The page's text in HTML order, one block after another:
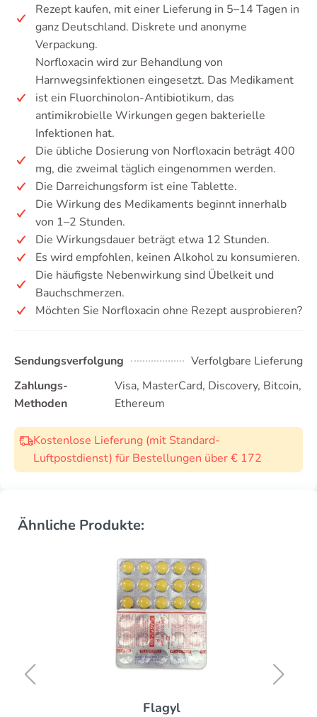
Rezept kaufen, mit einer Lieferung in 5–14 Tagen in
ganz Deutschland. Diskrete und anonyme
Verpackung.
Norfloxacin wird zur Behandlung von
Harnwegsinfektionen eingesetzt. Das Medikament
ist ein Fluorchinolon-Antibiotikum, das
antimikrobielle Wirkungen gegen bakterielle
Infektionen hat.
Die übliche Dosierung von Norfloxacin beträgt 400
mg, die zweimal täglich eingenommen werden.
Die Darreichungsform ist eine Tablette.
Die Wirkung des Medikaments beginnt innerhalb
von 1–2 Stunden.
Die Wirkungsdauer beträgt etwa 12 Stunden.
Es wird empfohlen, keinen Alkohol zu konsumieren.
Die häufigste Nebenwirkung sind Übelkeit und
Bauchschmerzen.
Möchten Sie Norfloxacin ohne Rezept ausprobieren?
Sendungsverfolgung
Verfolgbare Lieferung
Zahlungs-
Methoden
Visa, MasterCard, Discovery, Bitcoin,
Ethereum
Kostenlose Lieferung (mit Standard-
Luftpostdienst) für Bestellungen über € 172
Ähnliche Produkte:
Flagyl